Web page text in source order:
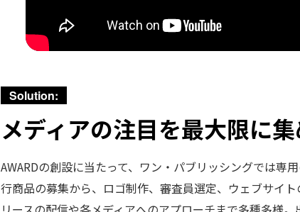
Solution:
メディアの注目を最大限に
AWARDの創設に当たって、ワン・パブリッシングでは専
行商品の募集から、ロゴ制作、審査員選定、ウェブサイ